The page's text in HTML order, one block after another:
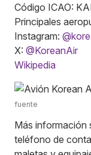
Código ICAO:
Principales
Instagram:
X: @KoreanAir
Wikipedia
fuente
Más información
teléfono de